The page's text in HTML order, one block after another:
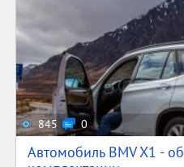
845 0
Автомобиль BMV X1 -